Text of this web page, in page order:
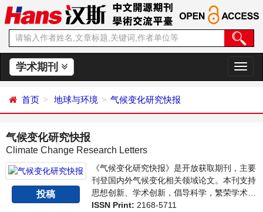
学术期刊
切
换
首页 地球与环境 气候变化研究快报
气候变化研究快报
Climate Change Research Letters
投稿
《气候变化研究快报》是开放获取期刊，主要
刊登国内外气候变化相关领域论文。本刊支持
思想创新、学术创新，倡导科学，繁荣学术，
集学术性、思想性为一体，旨在给世界范围内
ISSN Print: 2168-5711